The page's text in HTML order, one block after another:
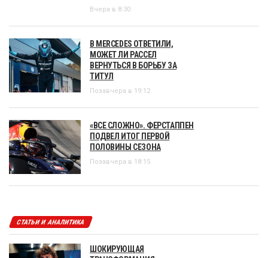
Вчера в 8:30
В MERCEDES ОТВЕТИЛИ,
МОЖЕТ ЛИ РАССЕЛ
ВЕРНУТЬСЯ В БОРЬБУ ЗА
ТИТУЛ
Позавчера в 19:12
«ВСЕ СЛОЖНО». ФЕРСТАППЕН
ПОДВЕЛ ИТОГ ПЕРВОЙ
ПОЛОВИНЫ СЕЗОНА
Позавчера в 18:15
СТАТЬИ И АНАЛИТИКА
ШОКИРУЮЩАЯ